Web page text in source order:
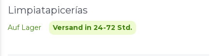
Limpiatapicerías
Auf Lager Versand in 24-72 Std.